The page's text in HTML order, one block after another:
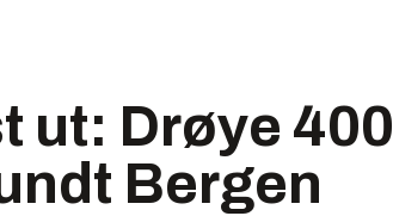
ut: Drøye 400
Bergen